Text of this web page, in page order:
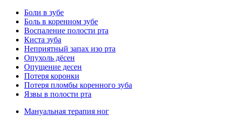
Боли в зубе
Боль в коренном зубе
Воспаление полости рта
Киста зуба
Неприятный запах изо рта
Опухоль дёсен
Опущение десен
Потеря коронки
Потеря пломбы коренного зуба
Язвы в полости рта
Мануальная терапия ног